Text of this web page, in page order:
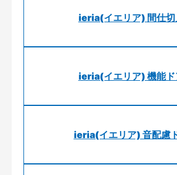
ieria(イエリア) 間仕切
ieria(イエリア) 機能ド
ieria(イエリア) 音配慮